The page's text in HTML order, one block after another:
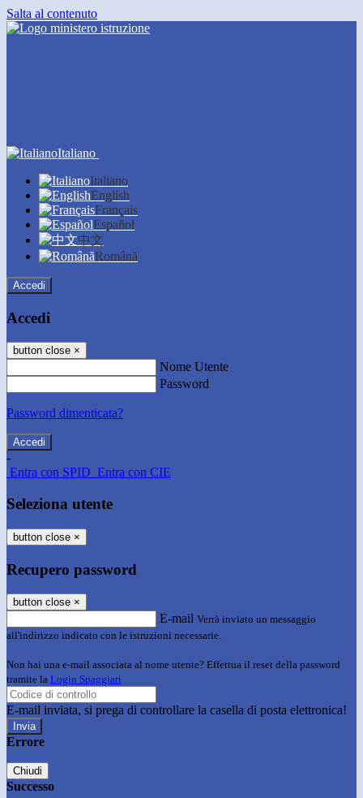
Salta al contenuto
Italiano
Italiano
English
Français
Español
中文
Română
Accedi
Accedi
button close ×
Nome Utente
Password
Password dimenticata?
-
Entra con SPID Entra con CIE
Seleziona utente
button close ×
Recupero password
button close ×
E-mail Verrà inviato un messaggio
all'indirizzo indicato con le istruzioni necessarie.
Non hai una e-mail associata al nome utente? Effettua il reset della password
tramite la Login Spaggiari
E-mail inviata, si prega di controllare la casella di posta elettronica!
Errore
Chiudi
Successo